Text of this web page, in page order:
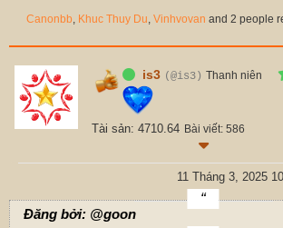
Canonbb Khuc Thuy Du Vinhvovan and 2 people
is3 (@is3) Thanh niên
Tài sản: 4710.64 Bài viết: 586
11 Tháng 3, 2025
Đăng bởi: @goon